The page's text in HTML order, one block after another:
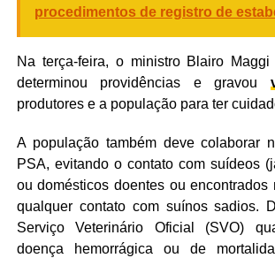
procedimentos de registro de
Na terça-feira, o ministro Blairo Maggi
determinou providências e gravou
produtores e a população para ter
A população também deve colaborar
PSA, evitando o contato com suídeos
ou domésticos doentes ou encontrados
qualquer contato com suínos sadios.
Serviço Veterinário Oficial (SVO)
doença hemorrágica ou de